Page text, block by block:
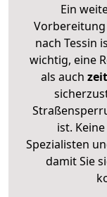
Ein
Vorbereitung
nach Tessin
wichtig, eine
als auch
ist.
Spezialisten
damit Sie